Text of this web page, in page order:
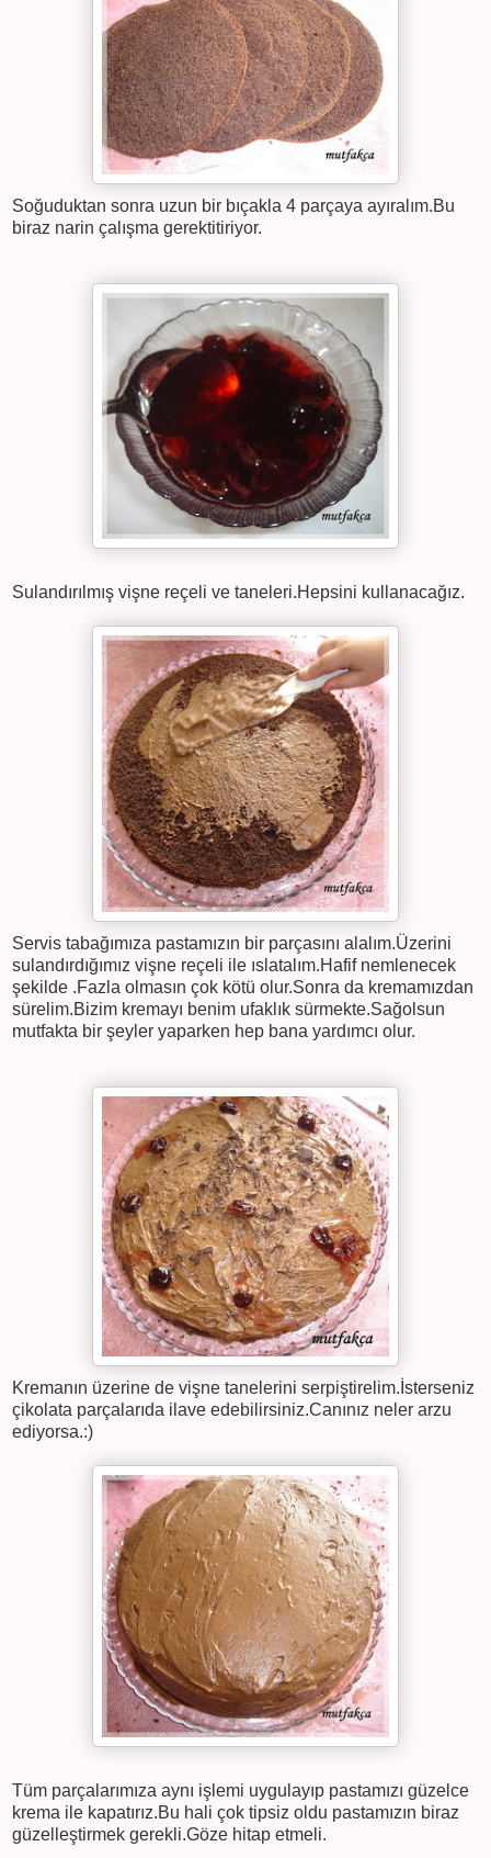
Soğuduktan sonra uzun bir bıçakla 4 parçaya ayıralım.Bu
biraz narin çalışma gerektitiriyor.
Sulandırılmış vişne reçeli ve taneleri.Hepsini kullanacağız.
Servis tabağımıza pastamızın bir parçasını alalım.Üzerini
sulandırdığımız vişne reçeli ile ıslatalım.Hafif nemlenecek
şekilde .Fazla olmasın çok kötü olur.Sonra da kremamızdan
sürelim.Bizim kremayı benim ufaklık sürmekte.Sağolsun
mutfakta bir şeyler yaparken hep bana yardımcı olur.
Kremanın üzerine de vişne tanelerini serpiştirelim.İsterseniz
çikolata parçalarıda ilave edebilirsiniz.Canınız neler arzu
ediyorsa.:)
Tüm parçalarımıza aynı işlemi uygulayıp pastamızı güzelce
krema ile kapatırız.Bu hali çok tipsiz oldu pastamızın biraz
güzelleştirmek gerekli.Göze hitap etmeli.